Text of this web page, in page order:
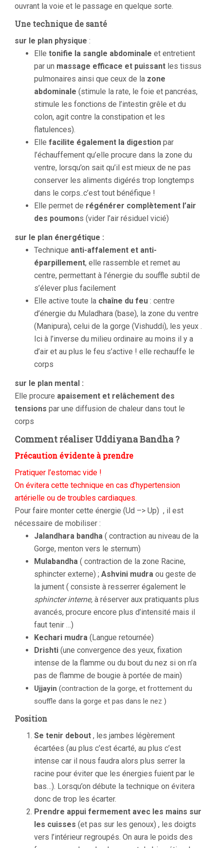
ouvrant la voie et le passage en quelque sorte.
Une technique de santé
sur le plan physique :
Elle tonifie la sangle abdominale et entretient
par un massage efficace et puissant les tissus
pulmonaires ainsi que ceux de la zone
abdominale (stimule la rate, le foie et pancréas,
stimule les fonctions de l’intestin grêle et du
colon, agit contre la constipation et les
flatulences).
Elle facilite également la digestion par
l’échauffement qu’elle procure dans la zone du
ventre, lorsqu’on sait qu’il est mieux de ne pas
conserver les aliments digérés trop longtemps
dans le corps..c’est tout bénéfique !
Elle permet de régénérer complètement l’air
des poumons (vider l’air résiduel vicié)
sur le plan énergétique :
Technique anti-affalement et anti-
éparpillement, elle rassemble et remet au
centre, permettant à l’énergie du souffle subtil de
s’élever plus facilement
Elle active toute la chaîne du feu : centre
d’énergie du Muladhara (base), la zone du ventre
(Manipura), celui de la gorge (Vishuddi), les yeux .
Ici à l’inverse du milieu ordinaire au moins il y a
d’air et au plus le feu s’active ! elle rechauffe le
corps
sur le plan mental :
Elle procure apaisement et relâchement des
tensions par une diffusion de chaleur dans tout le
corps
Comment réaliser Uddiyana Bandha ?
Précaution évidente à prendre
Pratiquer l’estomac vide !
On évitera cette technique en cas d’hypertension
artérielle ou de troubles cardiaques.
Pour faire monter cette énergie (Ud –> Up) , il est
nécessaire de mobiliser :
Jalandhara bandha ( contraction au niveau de la
Gorge, menton vers le sternum)
Mulabandha ( contraction de la zone Racine,
sphincter externe) ; Ashvini mudra ou geste de
la jument ( consiste à resserrer également le
sphincter interne, à réserver aux pratiquants plus
avancés, procure encore plus d’intensité mais il
faut tenir …)
Kechari mudra (Langue retournée)
Drishti (une convergence des yeux, fixation
intense de la flamme ou du bout du nez si on n’a
pas de flamme de bougie à portée de main)
Ujjayin (contraction de la gorge, et frottement du
souffle dans la gorge et pas dans le nez )
Position
Se tenir debout , les jambes légèrement
écartées (au plus c’est écarté, au plus c’est
intense car il nous faudra alors plus serrer la
racine pour éviter que les énergies fuient par le
bas…). Lorsqu’on débute la technique on évitera
donc de trop les écarter.
Prendre appui fermement avec les mains sur
les cuisses (et pas sur les genoux) , les doigts
vers l’intérieur regroupés. On aura le poids des